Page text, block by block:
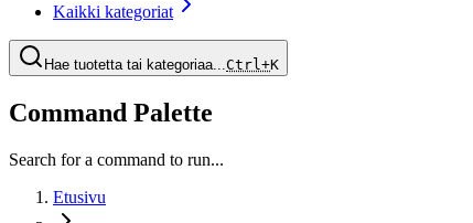
Kaikki kategoriat
Hae tuotetta tai kategoriaa... Ctrl+K
Command Palette
Search for a command to run...
Etusivu